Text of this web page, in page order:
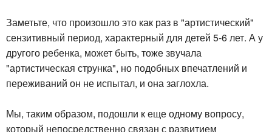
Заметьте, что произошло это как раз в "артистический"
сензитивный период, характерный для детей 5-6 лет. А у
другого ребенка, может быть, тоже звучала
"артистическая струнка", но подобных впечатлений и
переживаний он не испытал, и она заглохла.
Мы, таким образом, подошли к еще одному вопросу,
который непосредственно связан с развитием